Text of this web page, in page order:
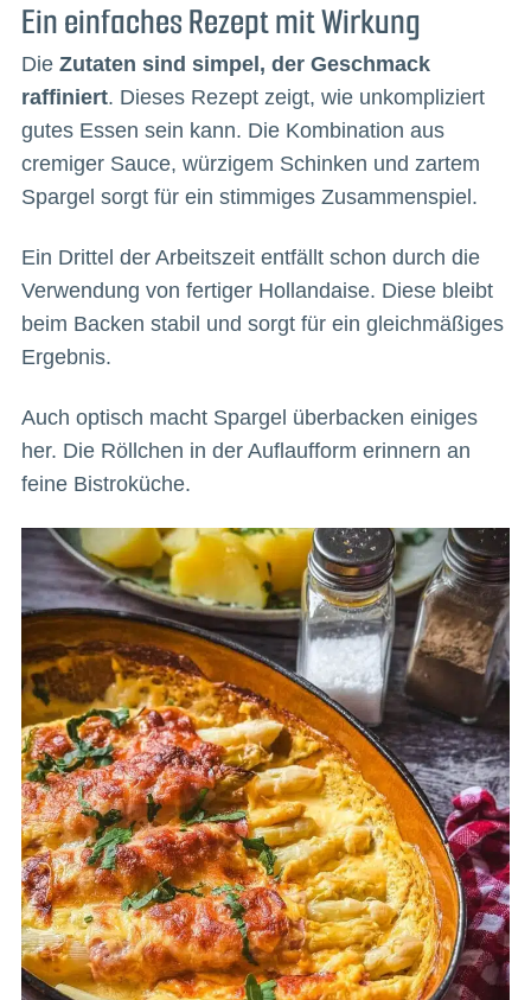
Ein einfaches Rezept mit Wirkung
Die Zutaten sind simpel, der Geschmack
raffiniert. Dieses Rezept zeigt, wie unkompliziert
gutes Essen sein kann. Die Kombination aus
cremiger Sauce, würzigem Schinken und zartem
Spargel sorgt für ein stimmiges Zusammenspiel.
Ein Drittel der Arbeitszeit entfällt schon durch die
Verwendung von fertiger Hollandaise. Diese bleibt
beim Backen stabil und sorgt für ein gleichmäßiges
Ergebnis.
Auch optisch macht Spargel überbacken einiges
her. Die Röllchen in der Auflaufform erinnern an
feine Bistroküche.